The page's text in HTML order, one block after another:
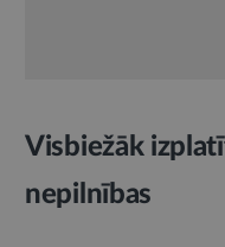
Visbiežāk
nepilnības